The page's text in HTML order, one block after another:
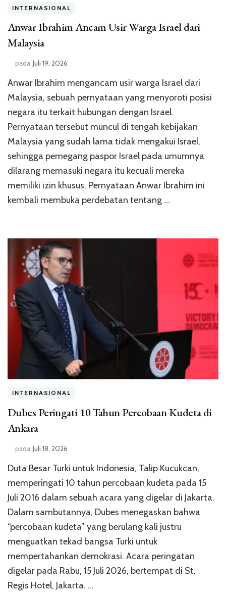
INTERNASIONAL
Anwar Ibrahim Ancam Usir Warga Israel dari
Malaysia
pada Juli 19, 2026
Anwar Ibrahim mengancam usir warga Israel dari
Malaysia, sebuah pernyataan yang menyoroti posisi
negara itu terkait hubungan dengan Israel.
Pernyataan tersebut muncul di tengah kebijakan
Malaysia yang sudah lama tidak mengakui Israel,
sehingga pemegang paspor Israel pada umumnya
dilarang memasuki negara itu kecuali mereka
memiliki izin khusus. Pernyataan Anwar Ibrahim ini
kembali membuka perdebatan tentang …
INTERNASIONAL
Dubes Peringati 10 Tahun Percobaan Kudeta di
Ankara
pada Juli 18, 2026
Duta Besar Turki untuk Indonesia, Talip Kucukcan,
memperingati 10 tahun percobaan kudeta pada 15
Juli 2016 dalam sebuah acara yang digelar di Jakarta.
Dalam sambutannya, Dubes menegaskan bahwa
“percobaan kudeta” yang berulang kali justru
menguatkan tekad bangsa Turki untuk
mempertahankan demokrasi. Acara peringatan
digelar pada Rabu, 15 Juli 2026, bertempat di St.
Regis Hotel, Jakarta. …